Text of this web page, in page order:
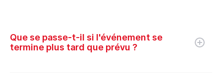
Que se passe-t-il si l'événement se
termine plus tard que prévu ?